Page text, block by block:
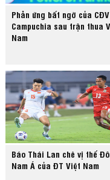
Phản ứng bất ngờ của CĐV
Campuchia sau trận thua
Nam
Báo Thái Lan chê vị thế
Nam Á của ĐT Việt Nam